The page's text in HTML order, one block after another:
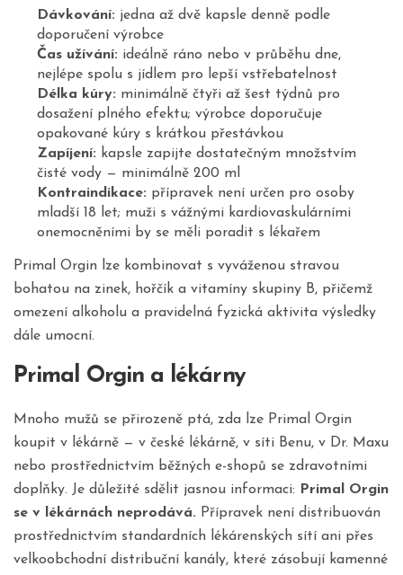
Dávkování: jedna až dvě kapsle denně podle
doporučení výrobce
Čas užívání: ideálně ráno nebo v průběhu dne,
nejlépe spolu s jídlem pro lepší vstřebatelnost
Délka kúry: minimálně čtyři až šest týdnů pro
dosažení plného efektu; výrobce doporučuje
opakované kúry s krátkou přestávkou
Zapíjení: kapsle zapijte dostatečným množstvím
čisté vody — minimálně 200 ml
Kontraindikace: přípravek není určen pro osoby
mladší 18 let; muži s vážnými kardiovaskulárními
onemocněními by se měli poradit s lékařem
Primal Orgin lze kombinovat s vyváženou stravou
bohatou na zinek, hořčík a vitamíny skupiny B, přičemž
omezení alkoholu a pravidelná fyzická aktivita výsledky
dále umocní.
Primal Orgin a lékárny
Mnoho mužů se přirozeně ptá, zda lze Primal Orgin
koupit v lékárně — v české lékárně, v síti Benu, v Dr. Maxu
nebo prostřednictvím běžných e-shopů se zdravotními
doplňky. Je důležité sdělit jasnou informaci: Primal Orgin
se v lékárnách neprodává. Přípravek není distribuován
prostřednictvím standardních lékárenských sítí ani přes
velkoobchodní distribuční kanály, které zásobují kamenné